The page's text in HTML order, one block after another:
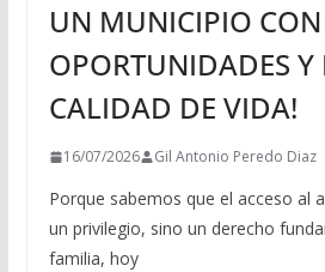
UN MUNICIPIO
OPORTUNIDADES Y
CALIDAD DE VIDA!
16/07/2026 Gil Antonio Peredo Diaz
Porque sabemos que el acceso al
un privilegio, sino un derecho
familia, hoy